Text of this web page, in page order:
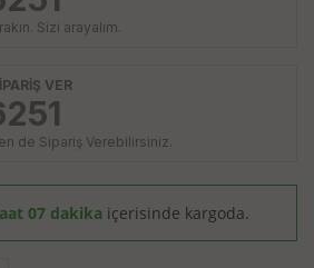
Sizi arayalım.
VER
de Sipariş Verebilirsiniz.
07 dakika içerisinde kargoda.